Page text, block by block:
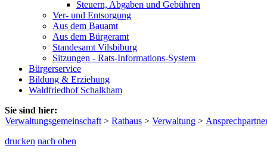
Steuern, Abgaben und Gebühren
Ver- und Entsorgung
Aus dem Bauamt
Aus dem Bürgeramt
Standesamt Vilsbiburg
Sitzungen - Rats-Informations-System
Bürgerservice
Bildung & Erziehung
Waldfriedhof Schalkham
Sie sind hier:
Verwaltungsgemeinschaft > Rathaus > Verwaltung >
drucken nach oben